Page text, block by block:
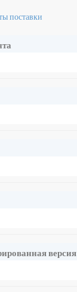
поставки
версия